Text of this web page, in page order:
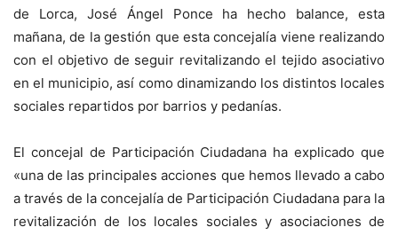
de Lorca, José Ángel Ponce ha hecho balance, esta
mañana, de la gestión que esta concejalía viene realizando
con el objetivo de seguir revitalizando el tejido asociativo
en el municipio, así como dinamizando los distintos locales
sociales repartidos por barrios y pedanías.
El concejal de Participación Ciudadana ha explicado que
«una de las principales acciones que hemos llevado a cabo
a través de la concejalía de Participación Ciudadana para la
revitalización de los locales sociales y asociaciones de